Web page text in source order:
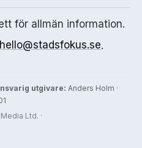
för allmän information.
hello@stadsfokus.se.
utgivare: Anders Holm ·
Ltd. ·